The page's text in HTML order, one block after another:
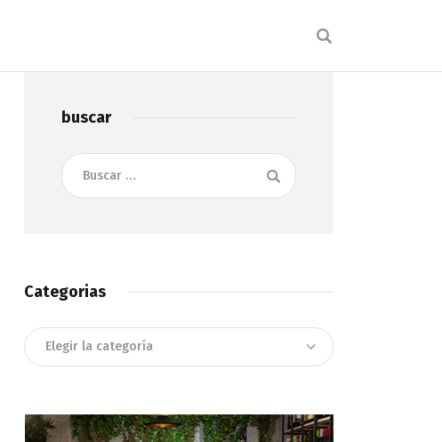
buscar
Buscar:
Categorias
Categorias